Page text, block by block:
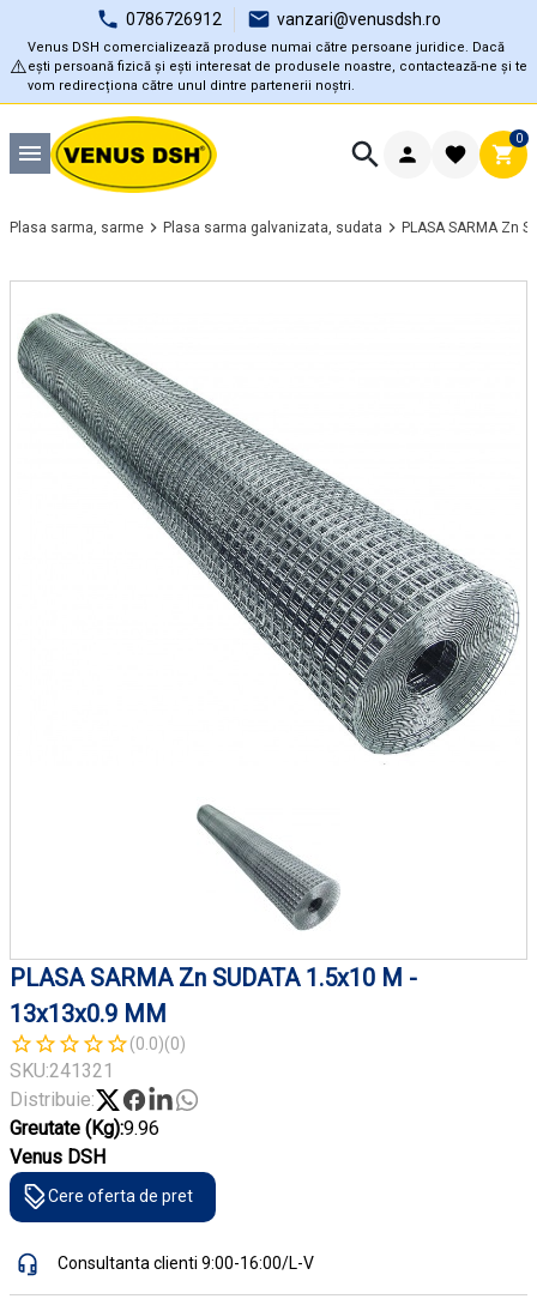
0786726912 vanzari@venusdsh.ro
⚠️
Venus DSH comercializează produse numai către persoane juridice. Dacă
ești persoană fizică și ești interesat de produsele noastre, contactează-ne și te
vom redirecționa către unul dintre partenerii noștri.
0
Plasa sarma, sarme Plasa sarma galvanizata, sudata PLASA SARMA Zn
PLASA SARMA Zn SUDATA 1.5x10 M -
13x13x0.9 MM
(0.0)(0)
SKU:241321
Distribuie:
Greutate (Kg):9.96
Venus DSH
Cere oferta de pret
Consultanta clienti 9:00-16:00/L-V